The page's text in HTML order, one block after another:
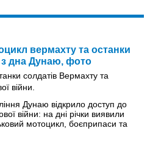
вермахту та останки
з дна Дунаю, фото
Дунаю відкрило доступ до
війни: на дні річки виявили
мотоцикл, боєприпаси та